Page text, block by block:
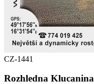
CZ-1441
Rozhledna Klucanina